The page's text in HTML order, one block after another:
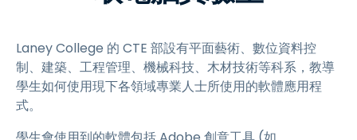
Laney College 的 CTE 部設有平面藝術、數位資料控
制、建築、工程管理、機械科技、木材技術等科系，教導
學生如何使用現下各領域專業人士所使用的軟體應用程
式。